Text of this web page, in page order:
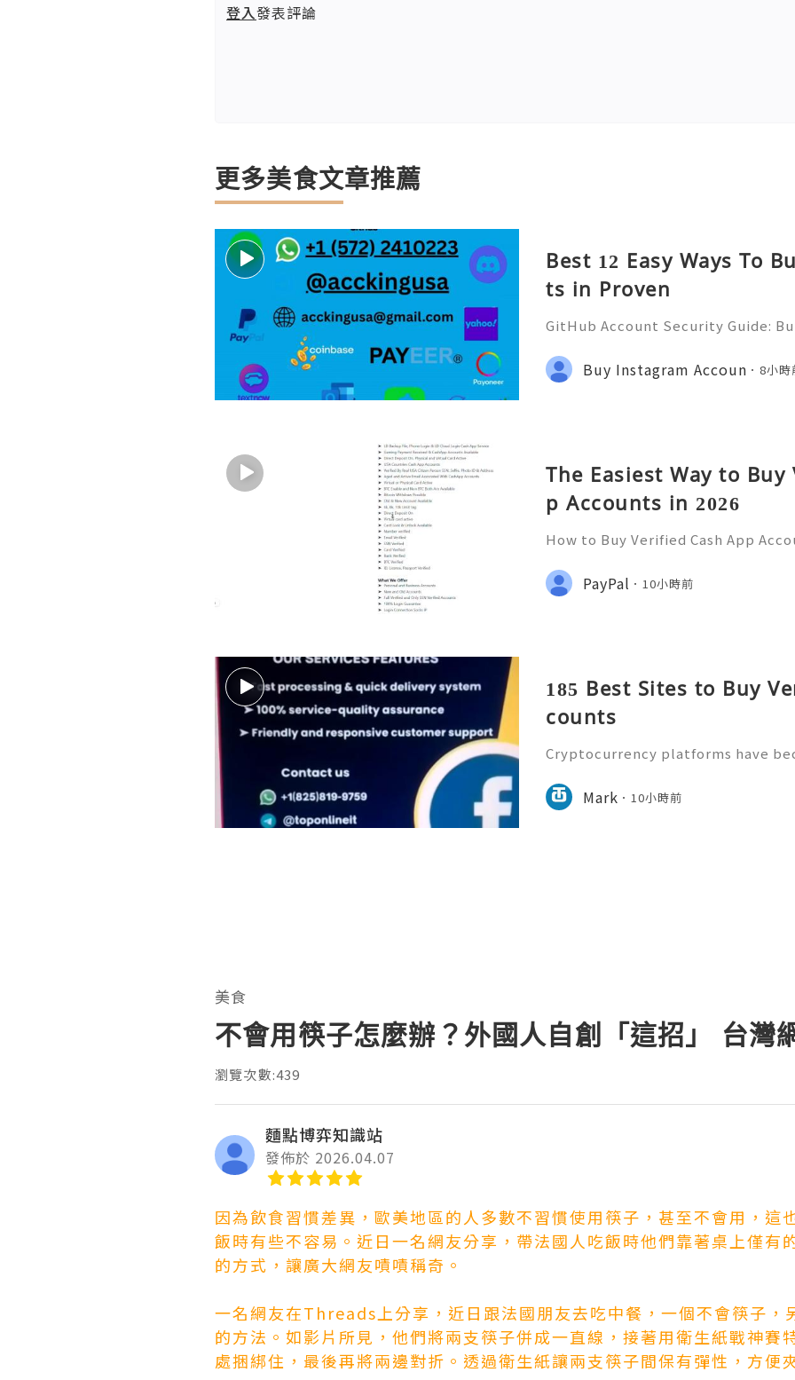
登入發表評論
更多美食文章推薦
Best 12 Easy Ways To
ts in Proven
GitHub Account Security Guide:
d's leading platforms for
ration. Millions of develo
Buy Instagram Accoun 8小時
The Easiest Way to
p Accounts in 2026
How to Buy Verified Cash App
ified Cash App accounts are
nsactions, personal f
PayPal 10小時前
185 Best Sites to Buy
counts
Cryptocurrency platforms have
ount is essential for protecting
rs need reliable knowled
Mark 10小時前
美食
不會用筷子怎麼辦？外國人自創「這招」 台灣
瀏覽次數:439
麵點博弈知識站
發佈於 2026.04.07
因為飲食習慣差異，歐美地區的人多數不習慣使用筷子，甚至不會用，這
飯時有些不容易。近日一名網友分享，帶法國人吃飯時他們靠著桌上僅有
的方式，讓廣大網友嘖嘖稱奇。
一名網友在Threads上分享，近日跟法國朋友去吃中餐，一個不會筷子，
的方法。如影片所見，他們將兩支筷子併成一直線，接著用衛生紙戰神賽
處捆綁住，最後再將兩邊對折。透過衛生紙讓兩支筷子間保有彈性，方便